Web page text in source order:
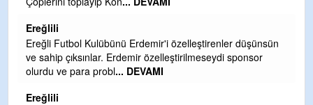
Ereğlili
Ereğli Futbol Kulübünü Erdemir'i özelleştirenler düşünsün
ve sahip çıksınlar. Erdemir özelleştirilmeseydi sponsor
olurdu ve para probl... DEVAMI
Ereğlili